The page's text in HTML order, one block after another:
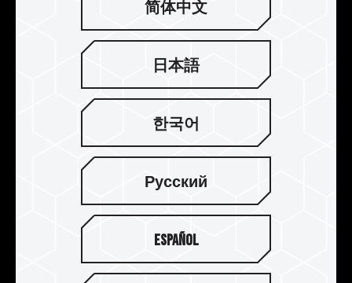
T-FORCE DELTA RGB 電競記憶體支
援多家燈效控制軟體
T-FORCE DELTA RGB 支援 ASUS Aura Sync /
GIGABYTE RGB Fusion 2.0 / MSI Mystic Light
Sync / ASROCK-Polychrome Sync / BIOSTAR
Advanced VIVID LED DJ軟體，玩家可讓 T-
FORCE DELTA RGB 電競發光記憶體模組，透過這
些燈效控制軟體來控制燈光特效及燈效同步，打造
獨特耀眼絢爛色彩美學，呈現光彩奪目的 RGB 系
简体中文
日本語
한국어
Русский
Español